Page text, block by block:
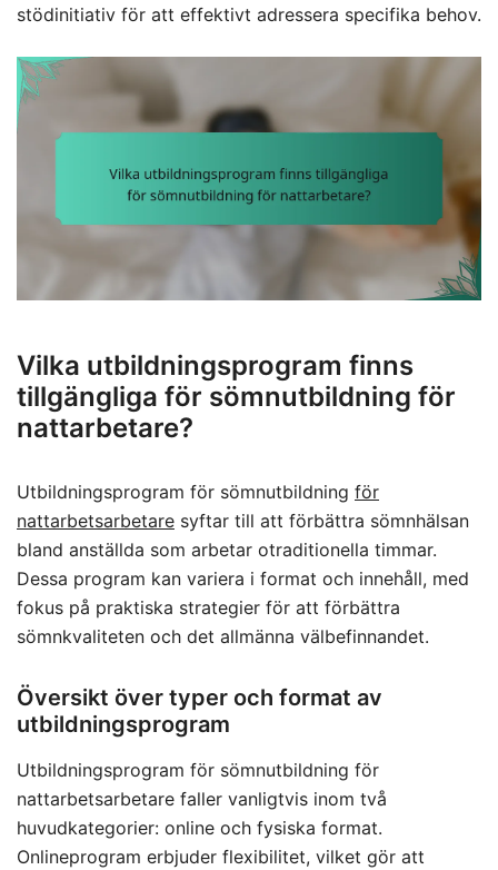
stödinitiativ för att effektivt adressera specifika behov.
Vilka utbildningsprogram finns
tillgängliga för sömnutbildning för
nattarbetare?
Utbildningsprogram för sömnutbildning för
nattarbetsarbetare syftar till att förbättra sömnhälsan
bland anställda som arbetar otraditionella timmar.
Dessa program kan variera i format och innehåll, med
fokus på praktiska strategier för att förbättra
sömnkvaliteten och det allmänna välbefinnandet.
Översikt över typer och format av
utbildningsprogram
Utbildningsprogram för sömnutbildning för
nattarbetsarbetare faller vanligtvis inom två
huvudkategorier: online och fysiska format.
Onlineprogram erbjuder flexibilitet, vilket gör att